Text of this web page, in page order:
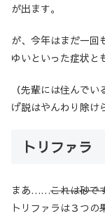
が出ます。
が、今年はまだ一回
ゆいといった症状と
（先輩には住んで
げ説はやんわり除け
トリファラ
まあ……これは砂で
トリファラは３つの